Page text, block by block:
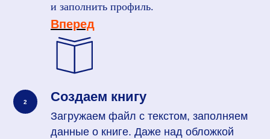
и заполнить профиль.
Вперед
Создаем книгу
Загружаем файл с текстом, заполняем
данные о книге. Даже над обложкой